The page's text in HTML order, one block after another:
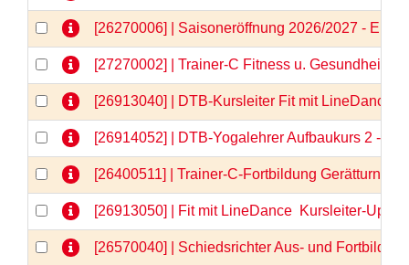
[26270006] | Saisoneröffnung 2026/2027 -
[27270002] | Trainer-C Fitness u. Gesundheit
[26913040] | DTB-Kursleiter Fit mit LineDance
[26914052] | DTB-Yogalehrer Aufbaukurs 2 -
[26400511] | Trainer-C-Fortbildung Gerätturnen
[26913050] | Fit mit LineDance  Kursleiter-
[26570040] | Schiedsrichter Aus- und